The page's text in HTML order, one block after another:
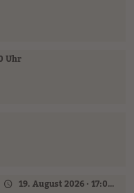
Uhr
19. August 2026 · 17:00 Uhr – 18:00 Uhr